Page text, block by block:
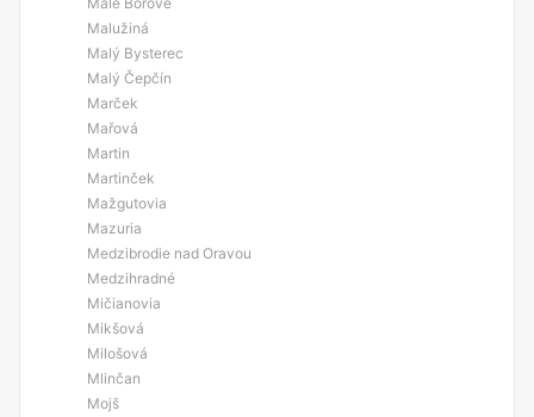
Malužiná
Malý Bysterec
Malý Čepčín
Marček
Mařová
Martin
Martinček
Mažgutovia
Mazuria
Medzibrodie nad Oravou
Medzihradné
Mičianovia
Mikšová
Milošová
Mlinčan
Mojš